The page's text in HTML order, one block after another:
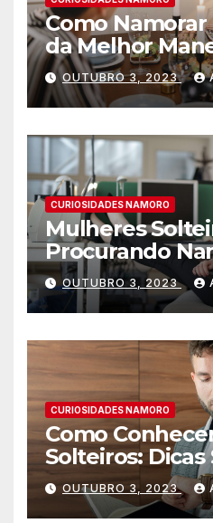
Como
da Melhor
OUTUBRO 3, 2023
CURIOSIDADES NAMORO
Mulheres
Procurando
para Encontrar
OUTUBRO 3, 2023
CURIOSIDADES NAMORO
Como
Solteiros: Dicas
Encontrar o
Vida
OUTUBRO 3, 2023